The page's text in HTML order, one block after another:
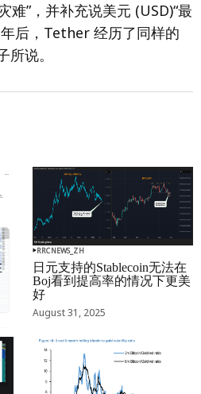
难”，并补充说美元 (USD)“最
后，Tether 经历了同样的
说。
RRCNEWS_ZH
日元支持的Stablecoin无法在
Boj看到提高率的情况下更美
好
August 31, 2025